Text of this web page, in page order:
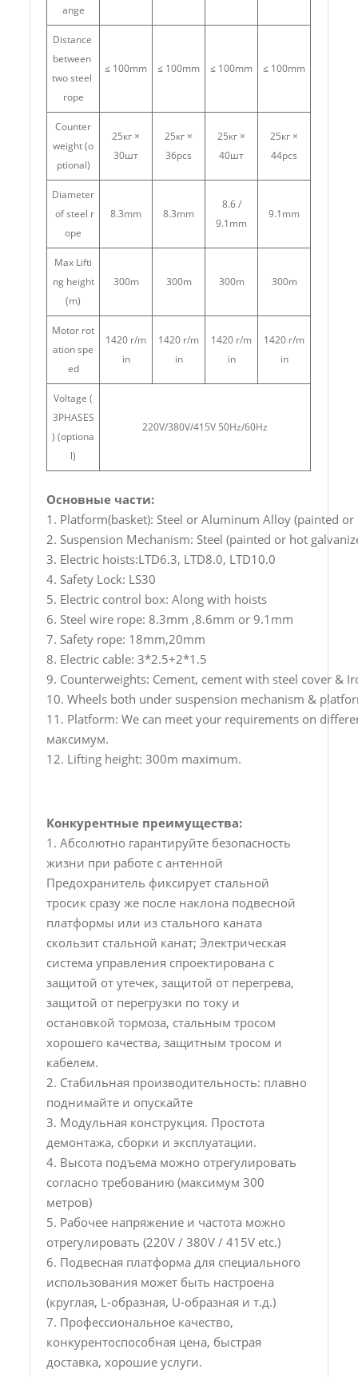
ange
Distance
between
two steel
rope
≤ 100mm ≤ 100mm ≤ 100mm ≤ 100mm
Counter
weight (o
ptional)
25кг ×
30шт
25кг ×
36pcs
25кг ×
40шт
25кг ×
44pcs
Diameter
of steel r
ope
8.3mm 8.3mm
8.6 /
9.1mm
9.1mm
Max Lifti
ng height
(m)
300m 300m 300m 300m
Motor rot
ation spe
ed
1420 r/m
in
1420 r/m
in
1420 r/m
in
1420 r/m
in
Voltage (
3PHASES
) (optiona
l)
220V/380V/415V 50Hz/60Hz
Основные части:
1. Platform(basket): Steel or Aluminum Alloy (painted or
2. Suspension Mechanism: Steel (painted or hot
3. Electric hoists:LTD6.3, LTD8.0, LTD10.0
4. Safety Lock: LS30
5. Electric control box: Along with hoists
6. Steel wire rope: 8.3mm ,8.6mm or 9.1mm
7. Safety rope: 18mm,20mm
8. Electric cable: 3*2.5+2*1.5
9. Counterweights: Cement, cement with steel cover &
10. Wheels both under suspension mechanism &
11. Platform: We can meet your requirements on
максимум.
12. Lifting height: 300m maximum.
Конкурентные преимущества:
1. Абсолютно гарантируйте безопасность
жизни при работе с антенной
Предохранитель фиксирует стальной
тросик сразу же после наклона подвесной
платформы или из стального каната
скользит стальной канат; Электрическая
система управления спроектирована с
защитой от утечек, защитой от перегрева,
защитой от перегрузки по току и
остановкой тормоза, стальным тросом
хорошего качества, защитным тросом и
кабелем.
2. Стабильная производительность: плавно
поднимайте и опускайте
3. Модульная конструкция. Простота
демонтажа, сборки и эксплуатации.
4. Высота подъема можно отрегулировать
согласно требованию (максимум 300
метров)
5. Рабочее напряжение и частота можно
отрегулировать (220V / 380V / 415V etc.)
6. Подвесная платформа для специального
использования может быть настроена
(круглая, L-образная, U-образная и т.д.)
7. Профессиональное качество,
конкурентоспособная цена, быстрая
доставка, хорошие услуги.